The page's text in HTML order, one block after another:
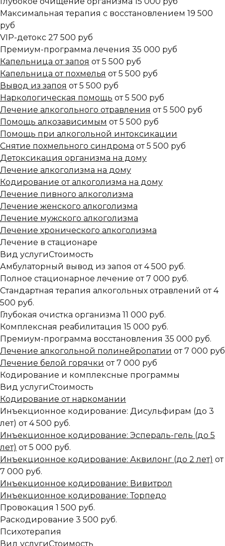
Максимальная терапия с восстановлением 19 500
руб
VIP-детокс 27 500 руб
Премиум-программа лечения 35 000 руб
Капельница от запоя от 5 500 руб
Капельница от похмелья от 5 500 руб
Вывод из запоя от 5 500 руб
Наркологическая помощь от 5 500 руб
Лечение алкогольного отравления от 5 500 руб
Помощь алкозависимым от 5 500 руб
Помощь при алкогольной интоксикации
Снятие похмельного синдрома от 5 500 руб
Детоксикация организма на дому
Лечение алкоголизма на дому
Кодирование от алкоголизма на дому
Лечение пивного алкоголизма
Лечение женского алкоголизма
Лечение мужского алкоголизма
Лечение хронического алкоголизма
Лечение в стационаре
Вид услугиСтоимость
Амбулаторный вывод из запоя от 4 500 руб.
Полное стационарное лечение от 7 000 руб.
Стандартная терапия алкогольных отравлений от 4
500 руб.
Глубокая очистка организма 11 000 руб.
Комплексная реабилитация 15 000 руб.
Премиум-программа восстановления 35 000 руб.
Лечение алкогольной полинейропатии от 7 000 руб
Лечение белой горячки от 7 000 руб
Кодирование и комплексные программы
Вид услугиСтоимость
Кодирование от наркомании
Инъекционное кодирование: Дисульфирам (до 3
лет) от 4 500 руб.
Инъекционное кодирование: Эспераль-гель (до 5
лет) от 5 000 руб.
Инъекционное кодирование: Аквилонг (до 2 лет) от
7 000 руб.
Инъекционное кодирование: Вивитрол
Инъекционное кодирование: Торпедо
Провокация 1 500 руб.
Раскодирование 3 500 руб.
Психотерапия
Вид услугиСтоимость